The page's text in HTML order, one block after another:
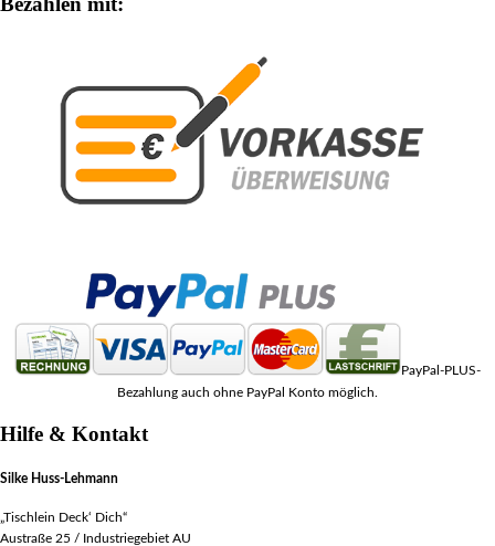
PayPal-PLUS-
Bezahlung auch ohne PayPal Konto möglich.
Hilfe & Kontakt
Silke Huss-Lehmann
„Tischlein Deck‘ Dich“
Austraße 25 / Industriegebiet AU